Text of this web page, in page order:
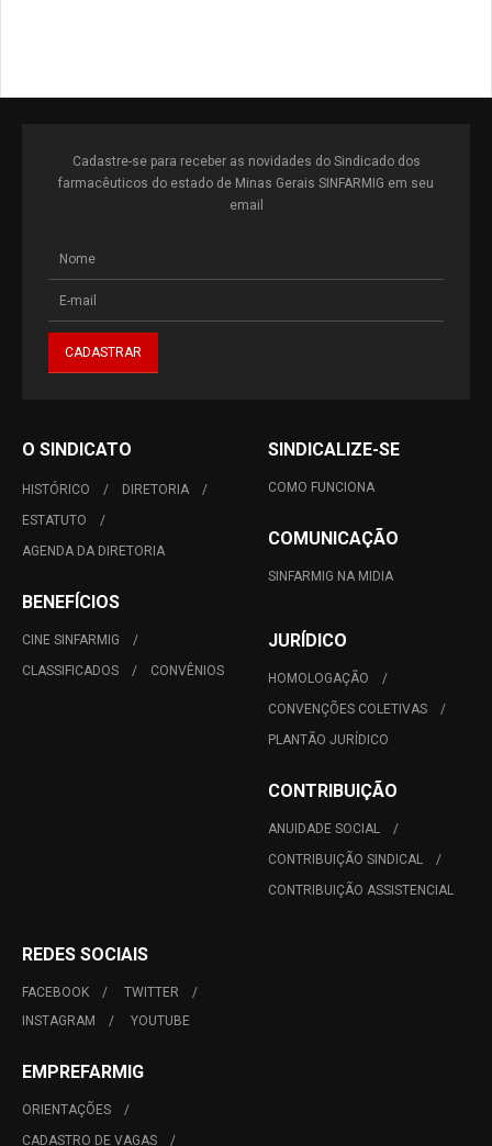
Cadastre-se para receber as novidades do Sindicado dos
farmacêuticos do estado de Minas Gerais SINFARMIG em seu
email
O SINDICATO
HISTÓRICO
DIRETORIA
ESTATUTO
AGENDA DA DIRETORIA
BENEFÍCIOS
CINE SINFARMIG
CLASSIFICADOS
CONVÊNIOS
SINDICALIZE-SE
COMO FUNCIONA
COMUNICAÇÃO
SINFARMIG NA MIDIA
JURÍDICO
HOMOLOGAÇÃO
CONVENÇÕES COLETIVAS
PLANTÃO JURÍDICO
CONTRIBUIÇÃO
ANUIDADE SOCIAL
CONTRIBUIÇÃO SINDICAL
CONTRIBUIÇÃO ASSISTENCIAL
REDES SOCIAIS
FACEBOOK
TWITTER
INSTAGRAM
YOUTUBE
EMPREFARMIG
ORIENTAÇÕES
CADASTRO DE VAGAS